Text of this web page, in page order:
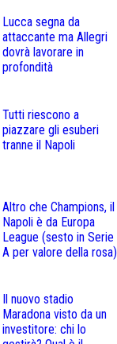
Lucca segna da
attaccante ma Allegri
dovrà lavorare in
profondità
Tutti riescono a
piazzare gli esuberi
tranne il Napoli
Altro che Champions, il
Napoli è da Europa
League (sesto in Serie
A per valore della rosa)
Il nuovo stadio
Maradona visto da un
investitore: chi lo